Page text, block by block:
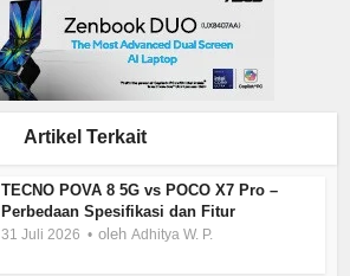
Artikel Terkait
TECNO POVA 8 5G vs POCO X7 Pro –
Perbedaan Spesifikasi dan Fitur
31 Juli 2026 olehAdhitya W. P.